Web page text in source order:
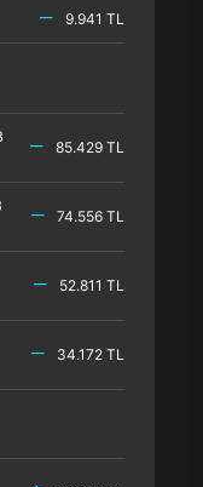
9.941 TL
85.429 TL
74.556 TL
52.811 TL
34.172 TL